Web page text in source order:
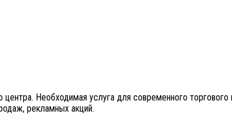
центра. Необходимая услуга для современного
рекламных акций.